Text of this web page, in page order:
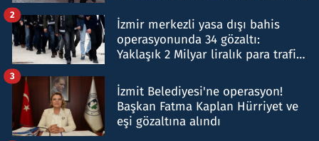
İzmir merkezli yasa dışı bahis
operasyonunda 34 gözaltı:
Yaklaşık 2 Milyar liralık para trafiği
2
İzmit Belediyesi'ne operasyon!
Başkan Fatma Kaplan Hürriyet ve
eşi gözaltına alındı
3